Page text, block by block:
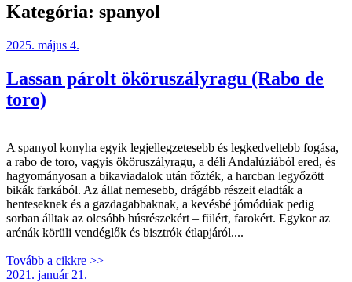
Kategória: spanyol
2025. május 4.
Lassan párolt ököruszályragu (Rabo de
toro)
A spanyol konyha egyik legjellegzetesebb és legkedveltebb fogása,
a rabo de toro, vagyis ököruszályragu, a déli Andalúziából ered, és
hagyományosan a bikaviadalok után főzték, a harcban legyőzött
bikák farkából. Az állat nemesebb, drágább részeit eladták a
henteseknek és a gazdagabbaknak, a kevésbé jómódúak pedig
sorban álltak az olcsóbb húsrészekért – fülért, farokért. Egykor az
arénák körüli vendéglők és bisztrók étlapjáról....
Tovább a cikkre >>
2021. január 21.